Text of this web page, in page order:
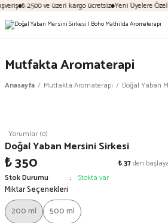
₺ 2500 ve üzeri kargo ücretsiz Yeni Üyelere
Mutfakta Aromaterapi
Anasayfa Mutfakta Aromaterapi Doğal Yaban
Yorumlar (0)
Doğal Yaban Mersini Sirkesi
₺ 350 ₺ 37den
Stok Durumu
Stokta var
Miktar Seçenekleri
200 ml
500 ml